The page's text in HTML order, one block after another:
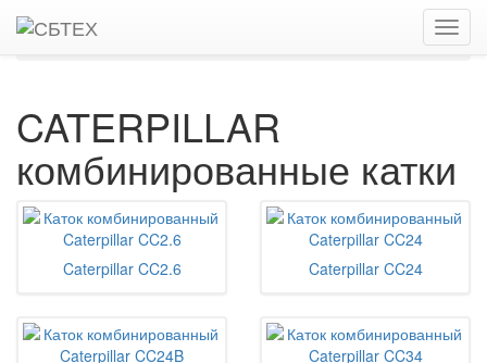
Главная
Комбинированные катки
CATERPILLAR
комбинированные катки
Caterpillar CC2.6 Caterpillar CC24